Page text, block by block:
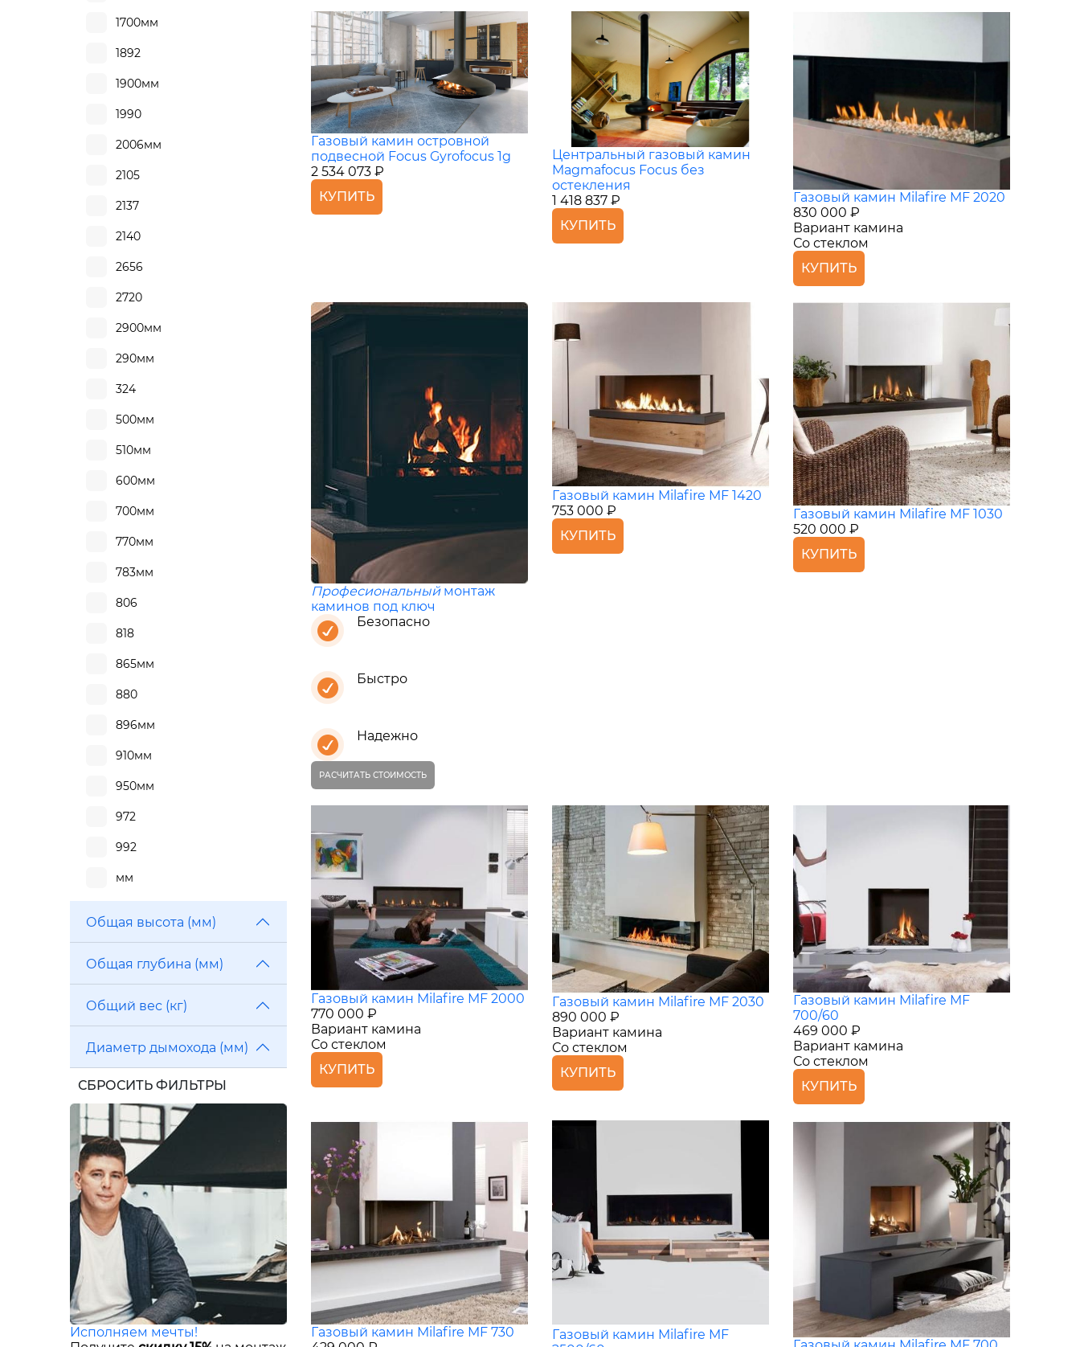
1700мм
1892
1900мм
1990
2006мм
2105
2137
2140
2656
2720
2900мм
290мм
324
500мм
510мм
600мм
700мм
770мм
783мм
806
818
865мм
880
896мм
910мм
950мм
972
992
мм
Общая высота (мм)
Общая глубина (мм)
Общий вес (кг)
Диаметр дымохода (мм)
СБРОСИТЬ ФИЛЬТРЫ
Исполняем мечты!
Газовый камин островной
подвесной Focus Gyrofocus 1g
2 534 073 ₽
КУПИТЬ
Центральный газовый камин
Magmafocus Focus без
остекления
1 418 837 ₽
КУПИТЬ
Газовый камин Milafire MF 2020
830 000 ₽
Вариант камина
Со стеклом
КУПИТЬ
Професиональныймонтаж
каминов под ключ
Безопасно
Быстро
Надежно
РАСЧИТАТЬ СТОИМОСТЬ
Газовый камин Milafire MF 1420
753 000 ₽
КУПИТЬ
Газовый камин Milafire MF 1030
520 000 ₽
КУПИТЬ
Газовый камин Milafire MF 2000
770 000 ₽
Вариант камина
Со стеклом
КУПИТЬ
Газовый камин Milafire MF 2030
890 000 ₽
Вариант камина
Со стеклом
КУПИТЬ
Газовый камин Milafire MF
700/60
469 000 ₽
Вариант камина
Со стеклом
КУПИТЬ
Газовый камин Milafire MF 730
Газовый камин Milafire MF